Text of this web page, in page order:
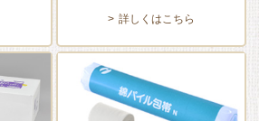
詳しくはこちら